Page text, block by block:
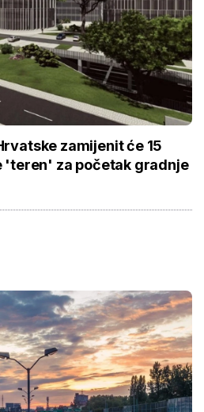
zamijenit će 15
'teren' za početak gradnje